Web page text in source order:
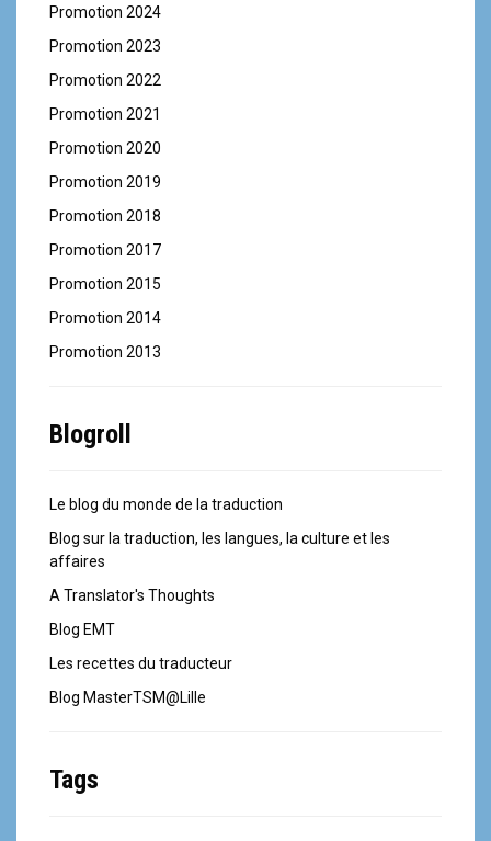
Promotion 2024
Promotion 2023
Promotion 2022
Promotion 2021
Promotion 2020
Promotion 2019
Promotion 2018
Promotion 2017
Promotion 2015
Promotion 2014
Promotion 2013
Blogroll
Le blog du monde de la traduction
Blog sur la traduction, les langues, la culture et les
affaires
A Translator's Thoughts
Blog EMT
Les recettes du traducteur
Blog MasterTSM@Lille
Tags